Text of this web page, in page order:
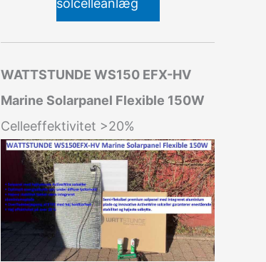
WATTSTUNDE WS150 EFX-HV
Marine Solarpanel Flexible 150W
Celleeffektivitet >20%